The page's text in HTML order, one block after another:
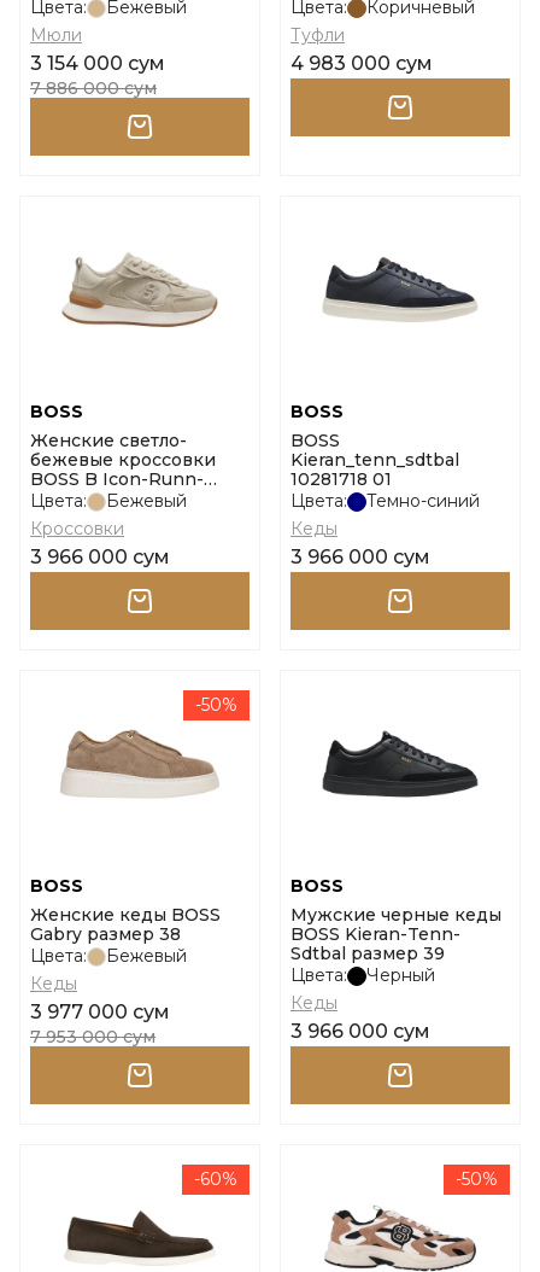
размер 37
Цвета:
Бежевый
Мюли
3 154 000 сум
7 886 000 сум
Цвета:
Коричневый
Туфли
4 983 000 сум
BOSS
Женские светло-
бежевые кроссовки
BOSS B Icon-Runn-
Stcsdcv размер 41
Цвета:
Бежевый
Кроссовки
3 966 000 сум
BOSS
BOSS
Kieran_tenn_sdtbal
10281718 01
Цвета:
Темно-синий
Кеды
3 966 000 сум
-50%
BOSS
Женские кеды BOSS
Gabry размер 38
Цвета:
Бежевый
Кеды
3 977 000 сум
7 953 000 сум
BOSS
Мужские черные кеды
BOSS Kieran-Tenn-
Sdtbal размер 39
Цвета:
Черный
Кеды
3 966 000 сум
-60% -50%